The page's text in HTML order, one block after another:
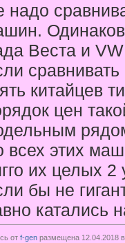
надо
Веста и
китайцев
цен
всех этих
их целых 2
бы не
катались
от f-gen размещена 12.04.2018